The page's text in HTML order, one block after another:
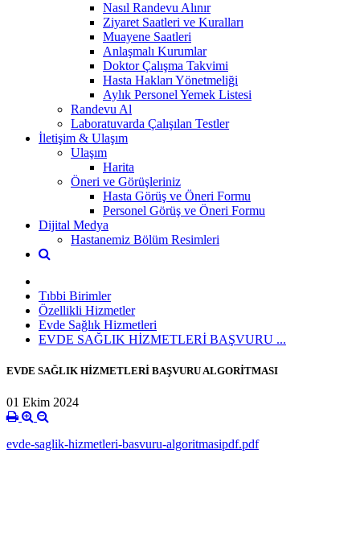
Nasıl Randevu Alınır
Ziyaret Saatleri ve Kuralları
Muayene Saatleri
Anlaşmalı Kurumlar
Doktor Çalışma Takvimi
Hasta Hakları Yönetmeliği
Aylık Personel Yemek Listesi
Randevu Al
Laboratuvarda Çalışılan Testler
İletişim & Ulaşım
Ulaşım
Harita
Öneri ve Görüşleriniz
Hasta Görüş ve Öneri Formu
Personel Görüş ve Öneri Formu
Dijital Medya
Hastanemiz Bölüm Resimleri
Tıbbi Birimler
Özellikli Hizmetler
Evde Sağlık Hizmetleri
EVDE SAĞLIK HİZMETLERİ BAŞVURU ...
EVDE SAĞLIK HİZMETLERİ BAŞVURU ALGORİTMASI
01 Ekim 2024
evde-saglik-hizmetleri-basvuru-algoritmasipdf.pdf